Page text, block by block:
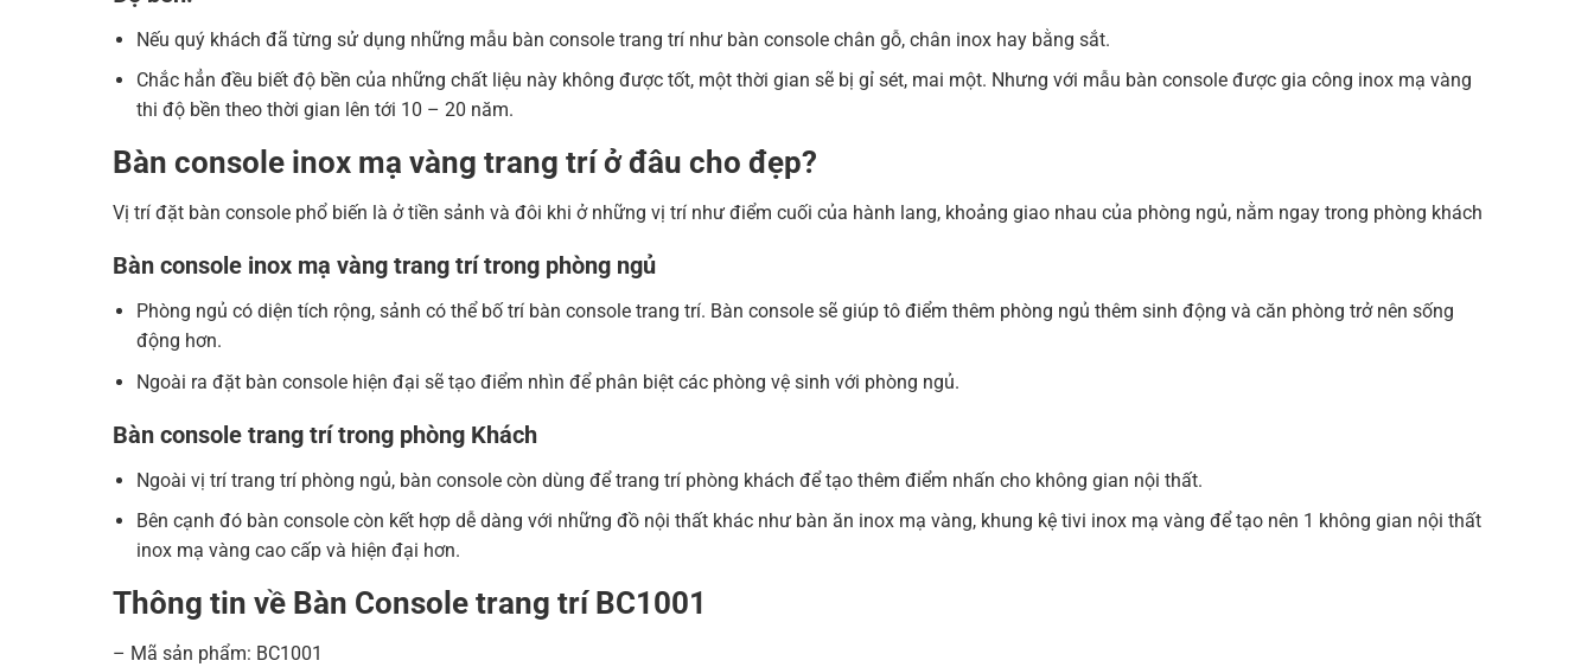
Nếu quý khách đã từng sử dụng những mẫu bàn console trang trí như bàn console chân gỗ, chân inox hay bằng sắt.
Chắc hẳn đều biết độ bền của những chất liệu này không được tốt, một thời gian sẽ bị gỉ sét, mai một. Nhưng với mẫu bàn console được gia công inox mạ vàng
thi độ bền theo thời gian lên tới 10 – 20 năm.
Bàn console inox mạ vàng trang trí ở đâu cho đẹp?
Vị trí đặt bàn console phổ biến là ở tiền sảnh và đôi khi ở những vị trí như điểm cuối của hành lang, khoảng giao nhau của phòng ngủ, nằm ngay trong phòng khách
Bàn console inox mạ vàng trang trí trong phòng ngủ
Phòng ngủ có diện tích rộng, sảnh có thể bố trí bàn console trang trí. Bàn console sẽ giúp tô điểm thêm phòng ngủ thêm sinh động và căn phòng trở nên sống
động hơn.
Ngoài ra đặt bàn console hiện đại sẽ tạo điểm nhìn để phân biệt các phòng vệ sinh với phòng ngủ.
Bàn console trang trí trong phòng Khách
Ngoài vị trí trang trí phòng ngủ, bàn console còn dùng để trang trí phòng khách để tạo thêm điểm nhấn cho không gian nội thất.
Bên cạnh đó bàn console còn kết hợp dễ dàng với những đồ nội thất khác như bàn ăn inox mạ vàng, khung kệ tivi inox mạ vàng để tạo nên 1 không gian nội thất
inox mạ vàng cao cấp và hiện đại hơn.
Thông tin về Bàn Console trang trí BC1001
– Mã sản phẩm: BC1001